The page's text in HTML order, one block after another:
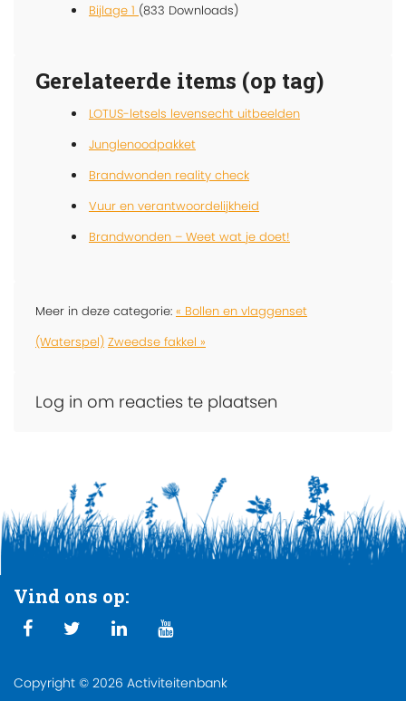
Bijlage 1 (833 Downloads)
Gerelateerde items (op tag)
LOTUS-letsels levensecht uitbeelden
Junglenoodpakket
Brandwonden reality check
Vuur en verantwoordelijkheid
Brandwonden – Weet wat je doet!
Meer in deze categorie: « Bollen en vlaggenset
(Waterspel) Zweedse fakkel »
Log in om reacties te plaatsen
Vind ons op:
Copyright © 2026 Activiteitenbank